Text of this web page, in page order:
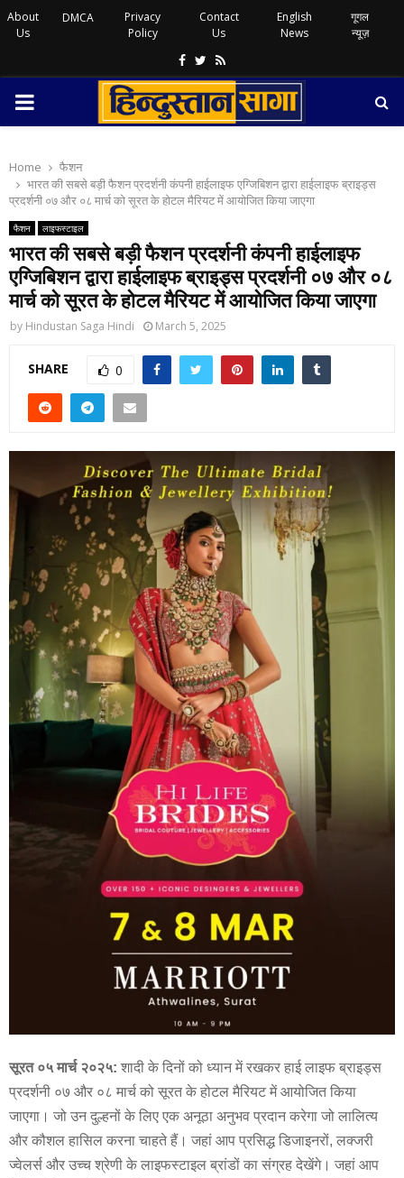
About
Us
DMCA
Privacy
Policy
Contact
Us
English
News
गूगल
न्यूज़
Facebook
Twitter
Rss
PRIMARY
Home
फैशन
भारत की सबसे बड़ी फैशन प्रदर्शनी कंपनी हाईलाइफ एग्जिबिशन द्वारा हाईलाइफ ब्राइड्स
प्रदर्शनी ०७ और ०८ मार्च को सूरत के होटल मैरियट में आयोजित किया जाएगा
फैशन लाइफस्टाइल
भारत की सबसे बड़ी फैशन प्रदर्शनी कंपनी हाईलाइफ
एग्जिबिशन द्वारा हाईलाइफ ब्राइड्स प्रदर्शनी ०७ और ०८
मार्च को सूरत के होटल मैरियट में आयोजित किया जाएगा
by Hindustan Saga Hindi March 5, 2025
SHARE 0
सूरत ०५ मार्च २०२५: शादी के दिनों को ध्यान में रखकर हाई लाइफ ब्राइड्स
प्रदर्शनी ०७ और ०८ मार्च को सूरत के होटल मैरियट में आयोजित किया
जाएगा। जो उन दुल्हनों के लिए एक अनूठा अनुभव प्रदान करेगा जो लालित्य
और कौशल हासिल करना चाहते हैं। जहां आप प्रसिद्ध डिजाइनरों, लक्जरी
ज्वेलर्स और उच्च श्रेणी के लाइफस्टाइल ब्रांडों का संग्रह देखेंगे। जहां आप